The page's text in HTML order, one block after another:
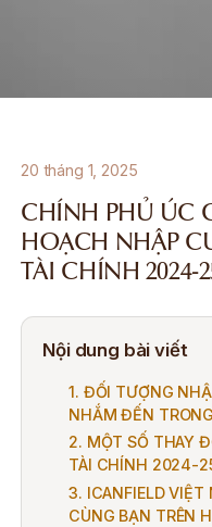
20 tháng 1, 2025
CHÍNH PHỦ ÚC
HOẠCH NHẬP
TÀI CHÍNH 2024-
Nội dung bài viết
1. ĐỐI TƯỢNG
NHẮM ĐẾN
2. MỘT SỐ THAY
TÀI CHÍNH 2024-
3. ICANFIELD
CÙNG BẠN TRÊN